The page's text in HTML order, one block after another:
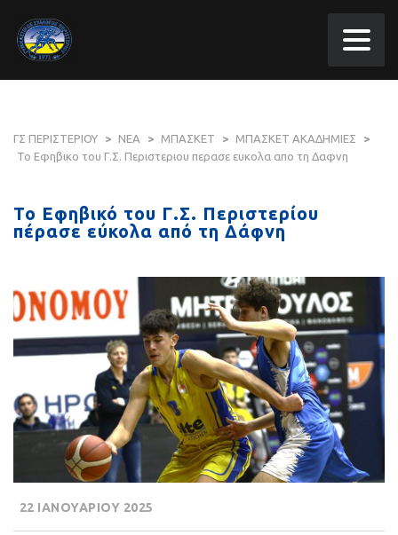
ΓΣ ΠΕΡΙΣΤΕΡΙΟΥ > ΝΕΑ > ΜΠΑΣΚΕΤ > ΜΠΑΣΚΕΤ ΑΚΑΔΗΜΙΕΣ
>
Το Εφηβικο του Γ.Σ. Περιστεριου περασε ευκολα απο τη Δαφνη
Το Εφηβικό του Γ.Σ. Περιστερίου
πέρασε εύκολα από τη Δάφνη
22 ΙΑΝΟΥΑΡΙΟΥ 2025